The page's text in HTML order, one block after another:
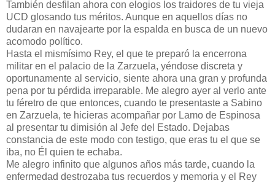
También desfilan ahora con elogios los traidores de tu vieja
UCD glosando tus méritos. Aunque en aquellos días no
dudaran en navajearte por la espalda en busca de un nuevo
acomodo político.
Hasta el mismísimo Rey, el que te preparó la encerrona
militar en el palacio de la Zarzuela, yéndose discreta y
oportunamente al servicio, siente ahora una gran y profunda
pena por tu pérdida irreparable. Me alegro ayer al verlo ante
tu féretro de que entonces, cuando te presentaste a Sabino
en Zarzuela, te hicieras acompañar por Lamo de Espinosa
al presentar tu dimisión al Jefe del Estado. Dejabas
constancia de este modo con testigo, que eras tu el que se
iba, no Él quien te echaba.
Me alegro infinito que algunos años más tarde, cuando la
enfermedad destrozaba tus recuerdos y memoria y el Rey